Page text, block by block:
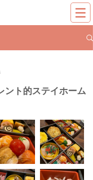
ント的ステイホーム